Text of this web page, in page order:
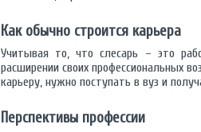
Как обычно строится карьера
Учитывая то, что слесарь – это
расширении своих профессиональных
карьеру, нужно поступать в вуз и
Перспективы профессии